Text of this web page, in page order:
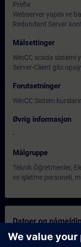
Prefix
Webserver yapısı ve
Redundant Server
Målsettinger
WinCC scada sistemi
Server-Client gibi
Forutsetninger
WinCC Sistem
Øvrig informasjon
-
Målgruppe
Teknik Öğretmenler,
ve işletme personeli,
Datoer og
Nov 30, 2026 |